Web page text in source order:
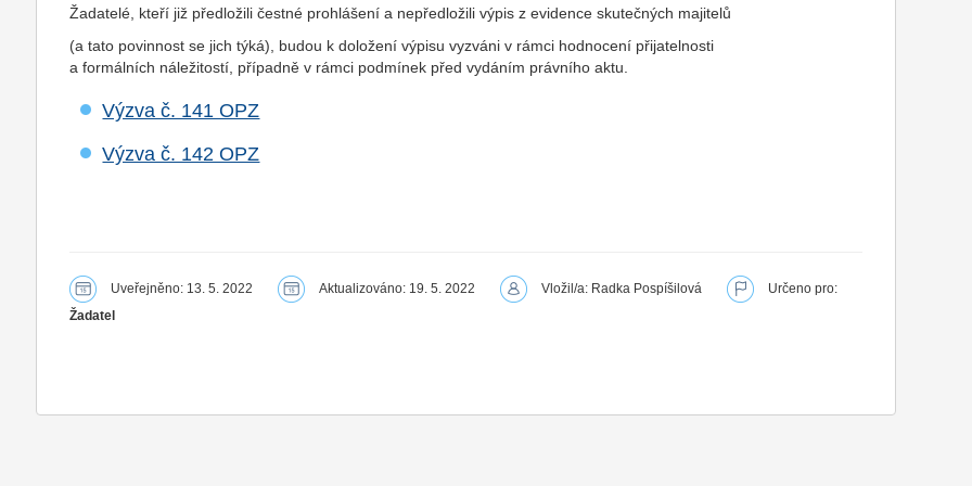
Žadatelé, kteří již předložili čestné prohlášení a nepředložili výpis z evidence skutečných majitelů
(a tato povinnost se jich týká), budou k doložení výpisu vyzváni v rámci hodnocení přijatelnosti
a formálních náležitostí, případně v rámci podmínek před vydáním právního aktu.
Výzva č. 141 OPZ
Výzva č. 142 OPZ
Uveřejněno: 13. 5. 2022 Aktualizováno: 19. 5. 2022 Vložil/a: Radka Pospíšilová
Určeno pro:
Žadatel